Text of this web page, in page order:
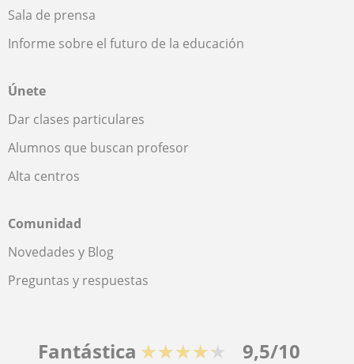
Sala de prensa
Informe sobre el futuro de la educación
Únete
Dar clases particulares
Alumnos que buscan profesor
Alta centros
Comunidad
Novedades y Blog
Preguntas y respuestas
Fantástica ★★★★★ 9,5/10